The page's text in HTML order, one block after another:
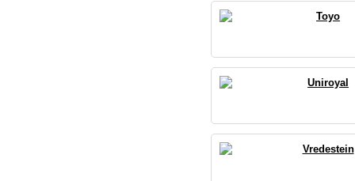
Toyo
Uniroyal
Vredestein